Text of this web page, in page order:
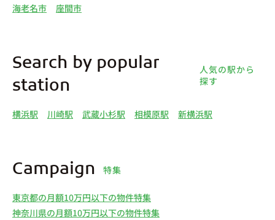
海老名市
座間市
Search by popular
station
人気の駅から
探す
横浜駅 川崎駅 武蔵小杉駅 相模原駅 新横浜駅
Campaign 特集
東京都の月額10万円以下の物件特集
神奈川県の月額10万円以下の物件特集